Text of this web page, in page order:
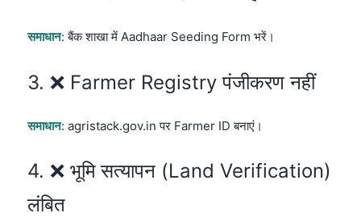
समाधान: बैंक शाखा में Aadhaar Seeding Form भरें।
3. ❌ Farmer Registry पंजीकरण नहीं
समाधान: agristack.gov.in पर Farmer ID बनाएं।
4. ❌ भूमि सत्यापन (Land Verification)
लंबित